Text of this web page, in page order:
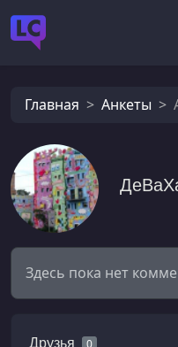
Главная Анкеты
Здесь пока нет
Друзья 0